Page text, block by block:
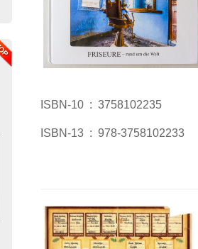
ISBN-10 ‏ : ‎ 3758102235
ISBN-13 ‏ : ‎ 978-3758102233